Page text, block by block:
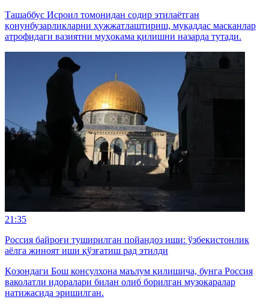
Ташаббус Исроил томонидан содир этилаётган
қонунбузарликларни ҳужжатлаштириш, муқаддас масканлар
атрофидаги вазиятни муҳокама қилишни назарда тутади.
21:35
Россия байроғи туширилган пойандоз иши: ўзбекистонлик
аёлга жиноят иши қўзғатиш рад этилди
Қозондаги Бош консулхона маълум қилишича, бунга Россия
ваколатли идоралари билан олиб борилган музокаралар
натижасида эришилган.